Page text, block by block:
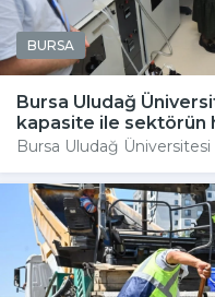
BURSA
Bursa Uludağ
kapasite ile sektörün
Bursa Uludağ Üniversitesi